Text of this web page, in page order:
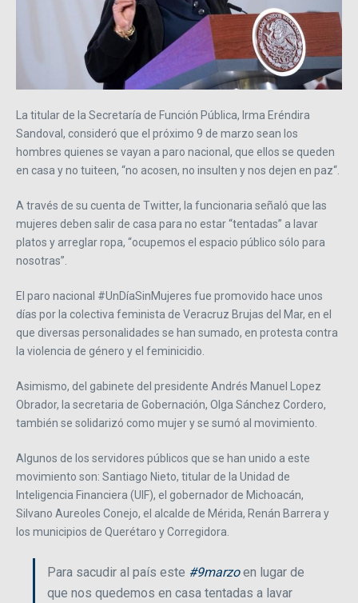
La titular de la Secretaría de Función Pública, Irma Eréndira
Sandoval, consideró que el próximo 9 de marzo sean los
hombres quienes se vayan a paro nacional, que ellos se queden
en casa y no tuiteen, “no acosen, no insulten y nos dejen en paz“.
A través de su cuenta de Twitter, la funcionaria señaló que las
mujeres deben salir de casa para no estar “tentadas” a lavar
platos y arreglar ropa, “ocupemos el espacio público sólo para
nosotras”.
El paro nacional #UnDíaSinMujeres fue promovido hace unos
días por la colectiva feminista de Veracruz Brujas del Mar, en el
que diversas personalidades se han sumado, en protesta contra
la violencia de género y el feminicidio.
Asimismo, del gabinete del presidente Andrés Manuel Lopez
Obrador, la secretaria de Gobernación, Olga Sánchez Cordero,
también se solidarizó como mujer y se sumó al movimiento.
Algunos de los servidores públicos que se han unido a este
movimiento son: Santiago Nieto, titular de la Unidad de
Inteligencia Financiera (UIF), el gobernador de Michoacán,
Silvano Aureoles Conejo, el alcalde de Mérida, Renán Barrera y
los municipios de Querétaro y Corregidora.
Para sacudir al país este #9marzoen lugar de
que nos quedemos en casa tentadas a lavar